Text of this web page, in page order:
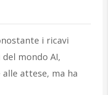
i ricavi
mondo AI,
attese, ma ha